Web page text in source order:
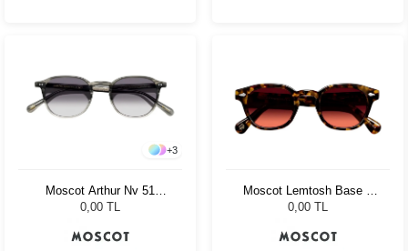
+3
Moscot Arthur Nv 51
Charcoal Amr.Grey Fade
0,00 TL
Moscot Lemtosh Base 2
Sun 46 Tort Cabernet
0,00 TL